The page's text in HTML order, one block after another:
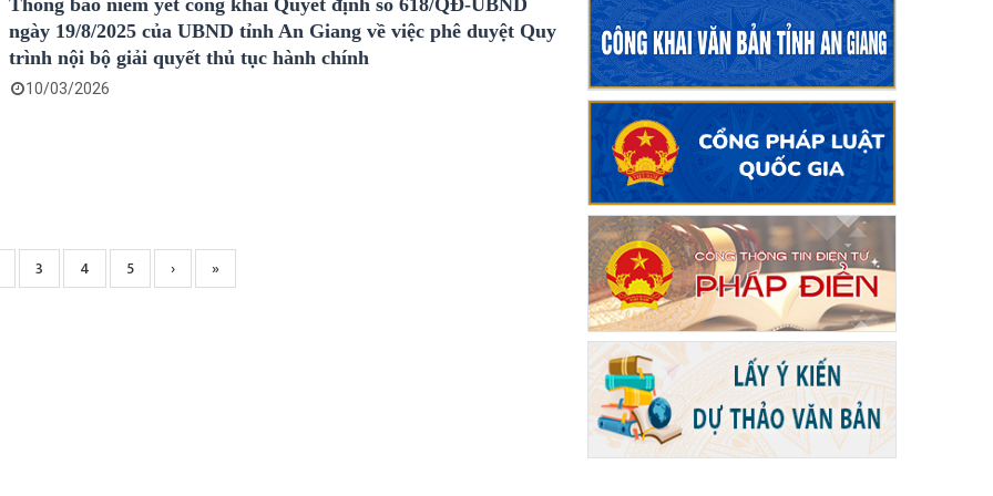
Thông báo niêm yết công khai Quyết định số 618/QĐ-UBND
ngày 19/8/2025 của UBND tỉnh An Giang về việc phê duyệt Quy
trình nội bộ giải quyết thủ tục hành chính
10/03/2026
Page
3 Page
4 Page
5
Next
page
›
Trang
cuối
»